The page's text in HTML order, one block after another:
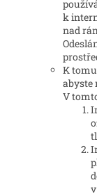
k
nad
K
abyste
V